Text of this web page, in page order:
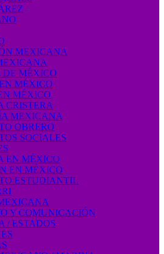
MEXICANA
DE MÉXICO
MÉXICO
MÉXICO
CRISTERA
MEXICANA
OBRERO
SOCIALES
EN MÉXICO
EN MÉXICO
ESTUDIANTIL
Y COMUNICACIÓN
/ ESTADOS